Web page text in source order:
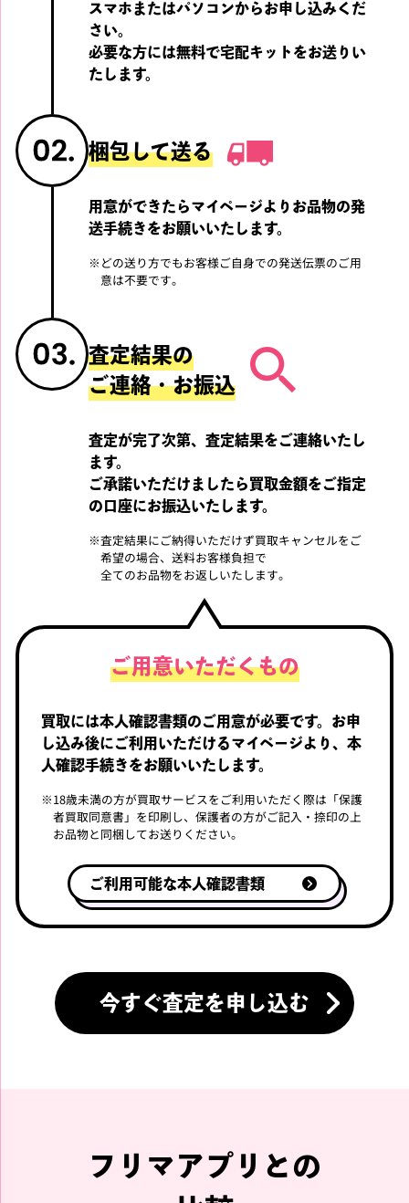
スマホまたはパソコンからお申し込みくだ
さい。
必要な方には無料で宅配キットをお送りい
たします。
梱包して送る
用意ができたらマイページよりお品物の発
送手続きをお願いいたします。
※ どの送り方でもお客様ご自身での発送伝票のご用
意は不要です。
査定結果の
ご連絡・お振込
査定が完了次第、査定結果をご連絡いたし
ます。
ご承諾いただけましたら買取金額をご指定
の口座にお振込いたします。
※査定結果にご納得いただけず買取キャンセルをご
希望の場合、送料お客様負担で
全てのお品物をお返しいたします。
ご用意いただくもの
買取には本人確認書類のご用意が必要です。 お申
し込み後にご利用いただけるマイページより、 本
人確認手続きをお願いいたします。
※18歳未満の方が買取サービスをご利用いただく際は「保護
者買取同意書」を印刷し、 保護者の方がご記入・捺印の上
お品物と同梱してお送りください。
ご利用可能な本人確認書類
今すぐ査定を申し込む
フリマアプリとの